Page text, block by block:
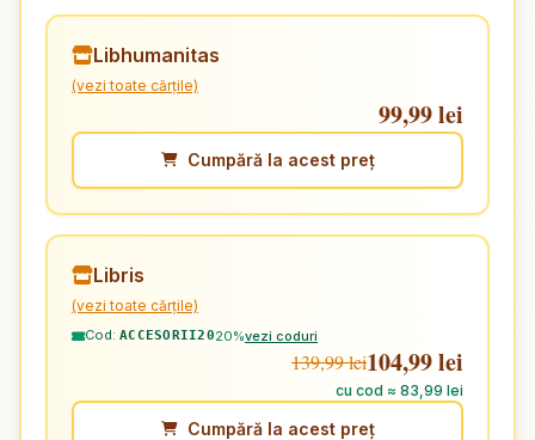
Libhumanitas
(vezi toate cărțile)
99,99 lei
Cumpără la acest preț
Libris
(vezi toate cărțile)
Cod: ACCESORII2020%vezi coduri
139,99 lei104,99 lei
cu cod ≈ 83,99 lei
Cumpără la acest preț